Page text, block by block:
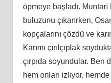
öpmeye başladı. Muntari
buluzunu çıkarırken,
kopçalarını çözdü ve
Karımı çırılçıplak
çırpıda soyundular. Ben
hem onları izliyor, hemde